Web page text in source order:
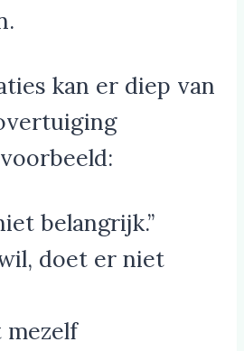
kan er diep van
belangrijk.”
doet er niet
mezelf